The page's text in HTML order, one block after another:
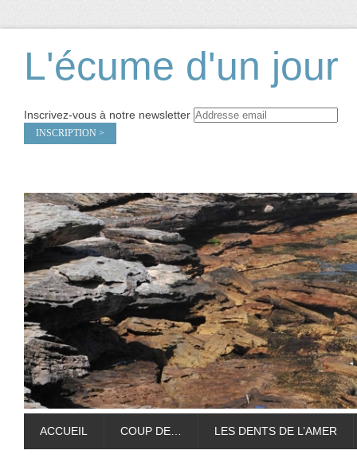
L'écume d'un jour
Inscrivez-vous à notre newsletter
ACCUEIL COUP DE… LES DENTS DE L’AMER